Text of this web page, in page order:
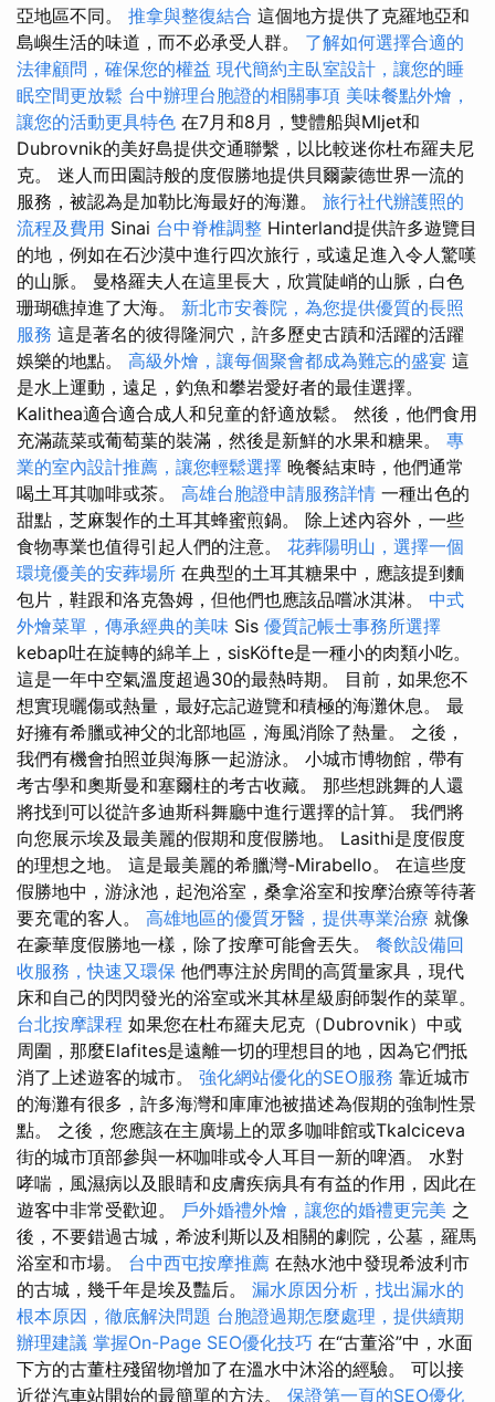
亞地區不同。 推拿與整復結合 這個地方提供了克羅地亞和
島嶼生活的味道，而不必承受人群。 了解如何選擇合適的
法律顧問，確保您的權益 現代簡約主臥室設計，讓您的睡
眠空間更放鬆 台中辦理台胞證的相關事項 美味餐點外燴，
讓您的活動更具特色 在7月和8月，雙體船與Mljet和
Dubrovnik的美好島提供交通聯繫，以比較迷你杜布羅夫尼
克。 迷人而田園詩般的度假勝地提供貝爾蒙德世界一流的
服務，被認為是加勒比海最好的海灘。 旅行社代辦護照的
流程及費用 Sinai 台中脊椎調整 Hinterland提供許多遊覽目
的地，例如在石沙漠中進行四次旅行，或遠足進入令人驚嘆
的山脈。 曼格羅夫人在這里長大，欣賞陡峭的山脈，白色
珊瑚礁掉進了大海。 新北市安養院，為您提供優質的長照
服務 這是著名的彼得隆洞穴，許多歷史古蹟和活躍的活躍
娛樂的地點。 高級外燴，讓每個聚會都成為難忘的盛宴 這
是水上運動，遠足，釣魚和攀岩愛好者的最佳選擇。
Kalithea適合適合成人和兒童的舒適放鬆。 然後，他們食用
充滿蔬菜或葡萄葉的裝滿，然後是新鮮的水果和糖果。 專
業的室內設計推薦，讓您輕鬆選擇 晚餐結束時，他們通常
喝土耳其咖啡或茶。 高雄台胞證申請服務詳情 一種出色的
甜點，芝麻製作的土耳其蜂蜜煎鍋。 除上述內容外，一些
食物專業也值得引起人們的注意。 花葬陽明山，選擇一個
環境優美的安葬場所 在典型的土耳其糖果中，應該提到麵
包片，鞋跟和洛克魯姆，但他們也應該品嚐冰淇淋。 中式
外燴菜單，傳承經典的美味 Sis 優質記帳士事務所選擇
kebap吐在旋轉的綿羊上，sisKöfte是一種小的肉類小吃。
這是一年中空氣溫度超過30的最熱時期。 目前，如果您不
想實現曬傷或熱量，最好忘記遊覽和積極的海灘休息。 最
好擁有希臘或神父的北部地區，海風消除了熱量。 之後，
我們有機會拍照並與海豚一起游泳。 小城市博物館，帶有
考古學和奧斯曼和塞爾柱的考古收藏。 那些想跳舞的人還
將找到可以從許多迪斯科舞廳中進行選擇的計算。 我們將
向您展示埃及最美麗的假期和度假勝地。 Lasithi是度假度
的理想之地。 這是最美麗的希臘灣-Mirabello。 在這些度
假勝地中，游泳池，起泡浴室，桑拿浴室和按摩治療等待著
要充電的客人。 高雄地區的優質牙醫，提供專業治療 就像
在豪華度假勝地一樣，除了按摩可能會丟失。 餐飲設備回
收服務，快速又環保 他們專注於房間的高質量家具，現代
床和自己的閃閃發光的浴室或米其林星級廚師製作的菜單。
台北按摩課程 如果您在杜布羅夫尼克（Dubrovnik）中或
周圍，那麼Elafites是遠離一切的理想目的地，因為它們抵
消了上述遊客的城市。 強化網站優化的SEO服務 靠近城市
的海灘有很多，許多海灣和庫庫池被描述為假期的強制性景
點。 之後，您應該在主廣場上的眾多咖啡館或Tkalciceva
街的城市頂部參與一杯咖啡或令人耳目一新的啤酒。 水對
哮喘，風濕病以及眼睛和皮膚疾病具有有益的作用，因此在
遊客中非常受歡迎。 戶外婚禮外燴，讓您的婚禮更完美 之
後，不要錯過古城，希波利斯以及相關的劇院，公墓，羅馬
浴室和市場。 台中西屯按摩推薦 在熱水池中發現希波利市
的古城，幾千年是埃及豔后。 漏水原因分析，找出漏水的
根本原因，徹底解決問題 台胞證過期怎麼處理，提供續期
辦理建議 掌握On-Page SEO優化技巧 在“古董浴”中，水面
下方的古董柱殘留物增加了在溫水中沐浴的經驗。 可以接
近從汽車站開始的最簡單的方法。 保證第一頁的SEO優化